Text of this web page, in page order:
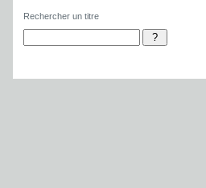
Rechercher un titre